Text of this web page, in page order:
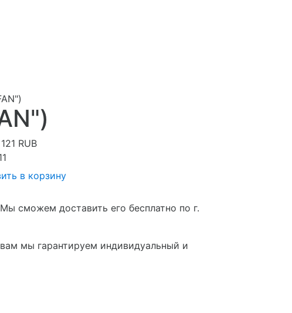
121 RUB
в корзину
сможем доставить его бесплатно по г.
мы гарантируем индивидуальный и